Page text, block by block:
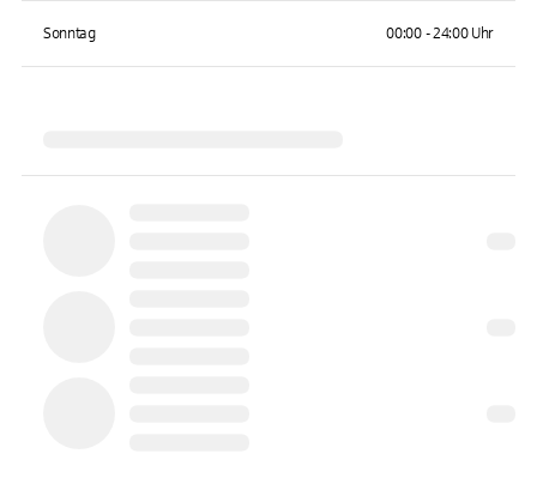
Sonntag 00:00 - 24:00 Uhr